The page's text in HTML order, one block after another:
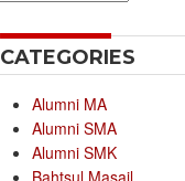
CATEGORIES
Alumni MA
Alumni SMA
Alumni SMK